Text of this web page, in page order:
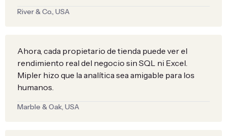
River & Co., USA
Ahora, cada propietario de tienda puede ver el
rendimiento real del negocio sin SQL ni Excel.
Mipler hizo que la analítica sea amigable para los
humanos.
Marble & Oak, USA